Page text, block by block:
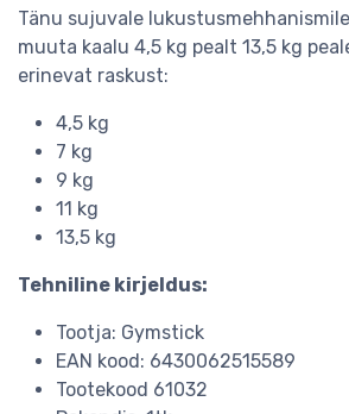
Tänu sujuvale
muuta kaalu 4,5 kg pealt 13,5 kg
erinevat raskust:
4,5 kg
7 kg
9 kg
11 kg
13,5 kg
Tehniline kirjeldus:
Tootja: Gymstick
EAN kood: 6430062515589
Tootekood 61032